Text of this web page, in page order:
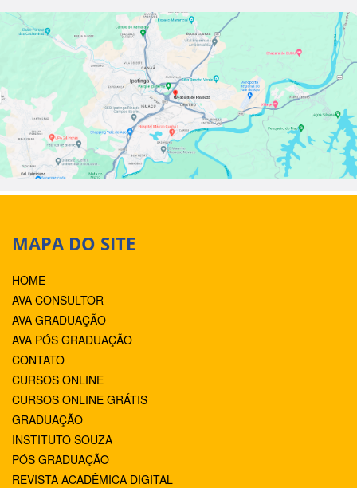
MAPA DO SITE
HOME
AVA CONSULTOR
AVA GRADUAÇÃO
AVA PÓS GRADUAÇÃO
CONTATO
CURSOS ONLINE
CURSOS ONLINE GRÁTIS
GRADUAÇÃO
INSTITUTO SOUZA
PÓS GRADUAÇÃO
REVISTA ACADÊMICA DIGITAL